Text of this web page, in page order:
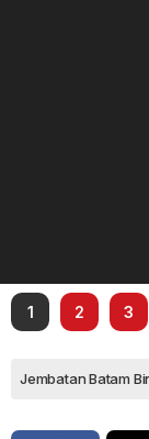
1 2 3